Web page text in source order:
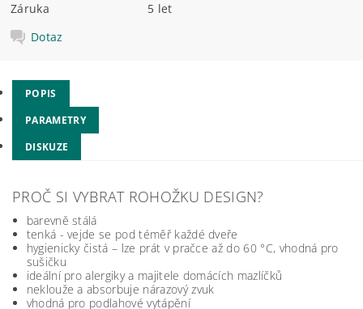
Záruka
5 let
Dotaz
POPIS
PARAMETRY
DISKUZE
PROČ SI VYBRAT ROHOŽKU DESIGN?
barevně stálá
tenká - vejde se pod téměř každé dveře
hygienicky čistá – lze prát v pračce až do 60 °C, vhodná pro
sušičku
ideální pro alergiky a majitele domácích mazlíčků
neklouže a absorbuje nárazový zvuk
vhodná pro podlahové vytápění